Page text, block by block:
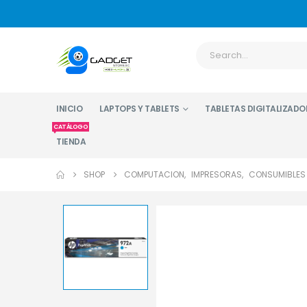
INICIO LAPTOPS Y TABLETS TABLETAS
TIENDA
CATÁLOGO
SHOP COMPUTACION, IMPRESORAS, CONSUMIBLES